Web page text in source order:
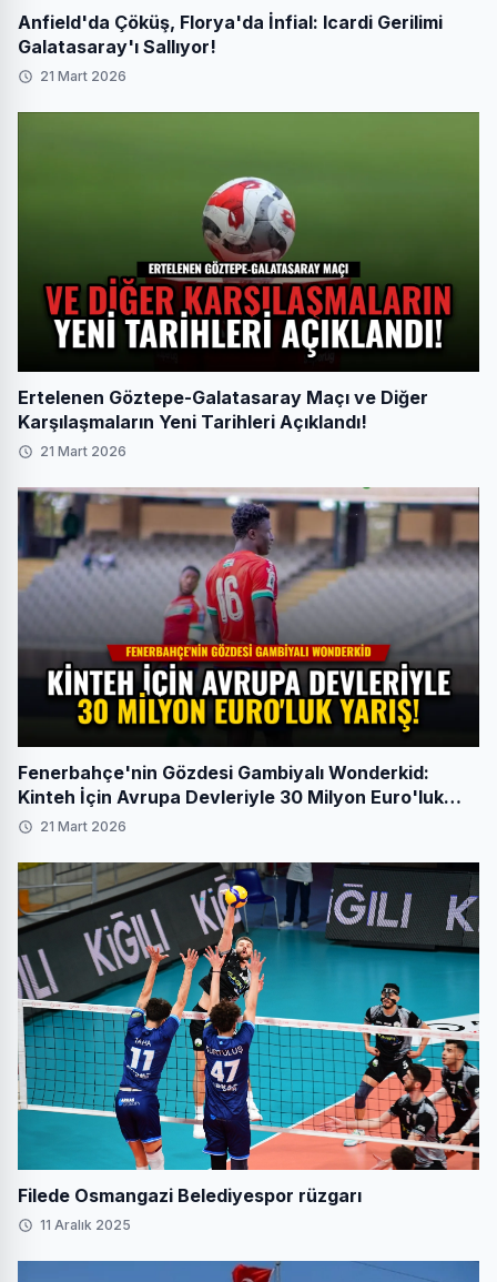
Anfield'da Çöküş, Florya'da İnfial: Icardi Gerilimi
Galatasaray'ı Sallıyor!
21 Mart 2026
Ertelenen Göztepe-Galatasaray Maçı ve Diğer
Karşılaşmaların Yeni Tarihleri Açıklandı!
21 Mart 2026
Fenerbahçe'nin Gözdesi Gambiyalı Wonderkid:
Kinteh İçin Avrupa Devleriyle 30 Milyon Euro'luk
Yarış!
21 Mart 2026
Filede Osmangazi Belediyespor rüzgarı
11 Aralık 2025